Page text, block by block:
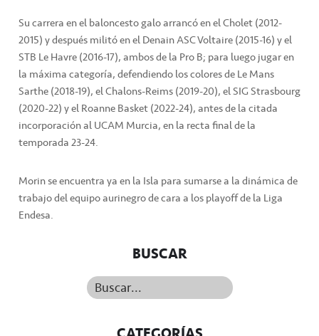
Su carrera en el baloncesto galo arrancó en el Cholet (2012-
2015) y después militó en el Denain ASC Voltaire (2015-16) y el
STB Le Havre (2016-17), ambos de la Pro B; para luego jugar en
la máxima categoría, defendiendo los colores de Le Mans
Sarthe (2018-19), el Chalons-Reims (2019-20), el SIG Strasbourg
(2020-22) y el Roanne Basket (2022-24), antes de la citada
incorporación al UCAM Murcia, en la recta final de la
temporada 23-24.
Morin se encuentra ya en la Isla para sumarse a la dinámica de
trabajo del equipo aurinegro de cara a los playoff de la Liga
Endesa.
BUSCAR
Buscar...